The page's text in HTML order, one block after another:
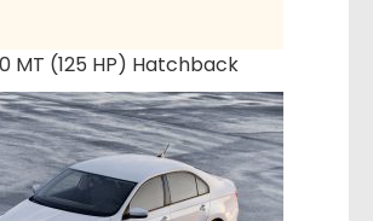
MT (125 HP) Hatchback